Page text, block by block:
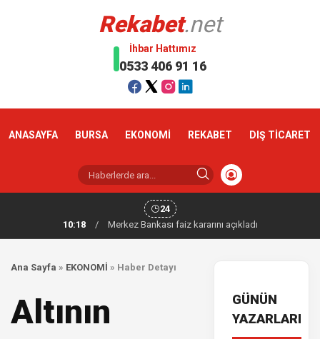
Rekabet.net
İhbar Hattımız
0533 406 91 16
ANASAYFA BURSA EKONOMİ REKABET DIŞ TİCARET
24
10:18
/ Merkez Bankası faiz kararını açıkladı
Ana Sayfa » EKONOMİ » Haber Detayı
Altının
GÜNÜN
YAZARLARI